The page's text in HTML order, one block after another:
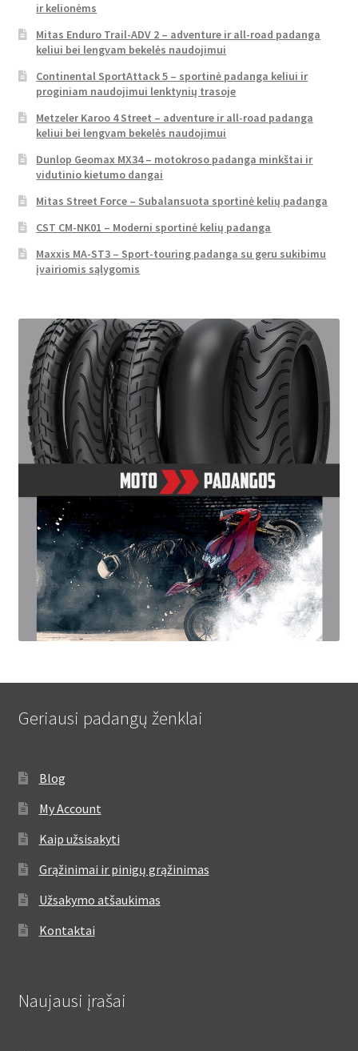
ir kelionėms
Mitas Enduro Trail-ADV 2 – adventure ir all-road padanga
keliui bei lengvam bekelės naudojimui
Continental SportAttack 5 – sportinė padanga keliui ir
proginiam naudojimui lenktynių trasoje
Metzeler Karoo 4 Street – adventure ir all-road padanga
keliui bei lengvam bekelės naudojimui
Dunlop Geomax MX34 – motokroso padanga minkštai ir
vidutinio kietumo dangai
Mitas Street Force – Subalansuota sportinė kelių padanga
CST CM-NK01 – Moderni sportinė kelių padanga
Maxxis MA-ST3 – Sport-touring padanga su geru sukibimu
įvairiomis sąlygomis
Geriausi padangų ženklai
Blog
My Account
Kaip užsisakyti
Grąžinimai ir pinigų grąžinimas
Užsakymo atšaukimas
Kontaktai
Naujausi įrašai